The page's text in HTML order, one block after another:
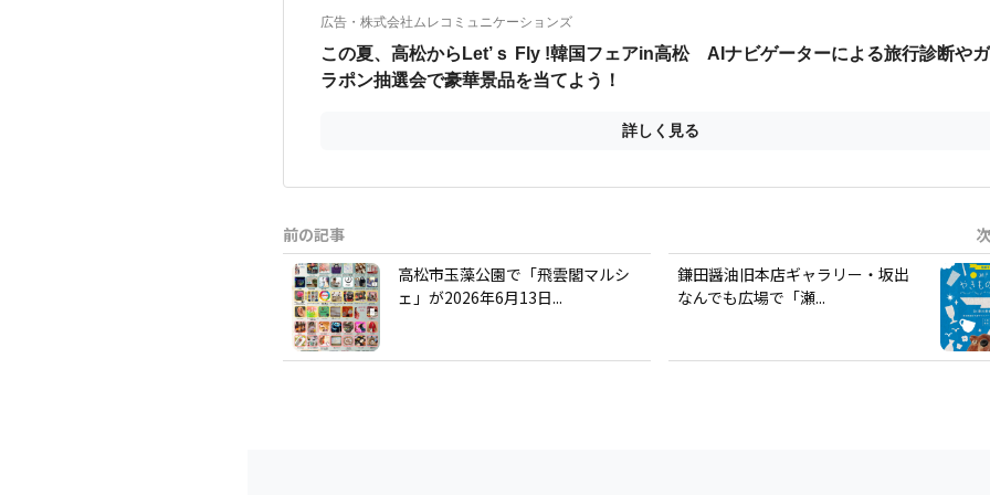
前の記事
高松市玉藻公園で「飛雲閣マルシ
ェ」が2026年6月13日...
鎌田醤油旧本店ギャラリー・坂出
なんでも広場で「瀬...